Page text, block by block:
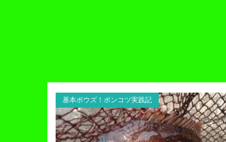
基本ボウズ！ポンコツ実践記